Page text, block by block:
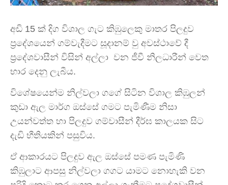
අඩි 15 ක් දිග විශාල ගැට කිඹුලෙකු මාතර පිලදුව
ප්‍රදේශයෙන් ගම්වැදීමට සූදානම් වු අවස්ථාවේ දී
ප්‍රදේශවාසීන් විසින් අල්ලා වන ජීවී නිලධාරීන් වෙත
භාර දෙනු ලැබීය.
විශේෂයෙන්ම නිල්වලා ගගේ සිටින විශාල කිඹුලන්
කුඩා ඇල මාර්ග ඔස්සේ ගමට පැමිණීම නිසා
උයන්වත්ත හා පිලදුව ගම්වාසීන් දීර්ඝ කාලයක සිට
දැඩි භීතියකින් පසුවිය.
ඒ ආකාරයට පිලදුව ඇල ඔස්සේ පමණ පැමිණි
කිඹුලාට ආපසු නිල්වලා ගගට යාමට නොහැකි වන